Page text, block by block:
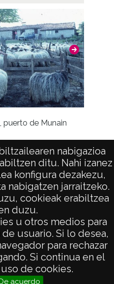
nabigazioa
ditu. Nahi izanez
konfigura dezakezu,
nabigatzen jarraitzeko.
cookieak erabiltzea
duzu.
u otros medios para
usuario. Si lo desea,
para rechazar
Si continua en el
de cookies.
acuerdo
puerto de Munain